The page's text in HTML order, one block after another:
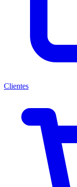
Clientes